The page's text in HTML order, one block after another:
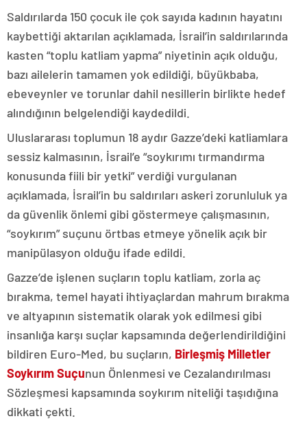
Saldırılarda 150 çocuk ile çok sayıda kadının hayatını
kaybettiği aktarılan açıklamada, İsrail’in saldırılarında
kasten “toplu katliam yapma” niyetinin açık olduğu,
bazı ailelerin tamamen yok edildiği, büyükbaba,
ebeveynler ve torunlar dahil nesillerin birlikte hedef
alındığının belgelendiği kaydedildi.
Uluslararası toplumun 18 aydır Gazze’deki katliamlara
sessiz kalmasının, İsrail’e “soykırımı tırmandırma
konusunda fiili bir yetki” verdiği vurgulanan
açıklamada, İsrail’in bu saldırıları askeri zorunluluk ya
da güvenlik önlemi gibi göstermeye çalışmasının,
“soykırım” suçunu örtbas etmeye yönelik açık bir
manipülasyon olduğu ifade edildi.
Gazze’de işlenen suçların toplu katliam, zorla aç
bırakma, temel hayati ihtiyaçlardan mahrum bırakma
ve altyapının sistematik olarak yok edilmesi gibi
insanlığa karşı suçlar kapsamında değerlendirildiğini
bildiren Euro-Med, bu suçların, Birleşmiş Milletler
Soykırım Suçunun Önlenmesi ve Cezalandırılması
Sözleşmesi kapsamında soykırım niteliği taşıdığına
dikkati çekti.